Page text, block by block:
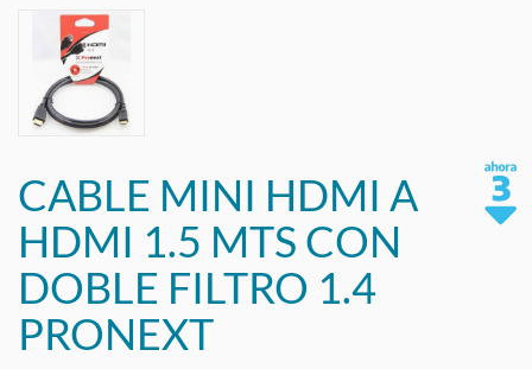
CABLE MINI HDMI A
HDMI 1.5 MTS CON
DOBLE FILTRO 1.4
PRONEXT